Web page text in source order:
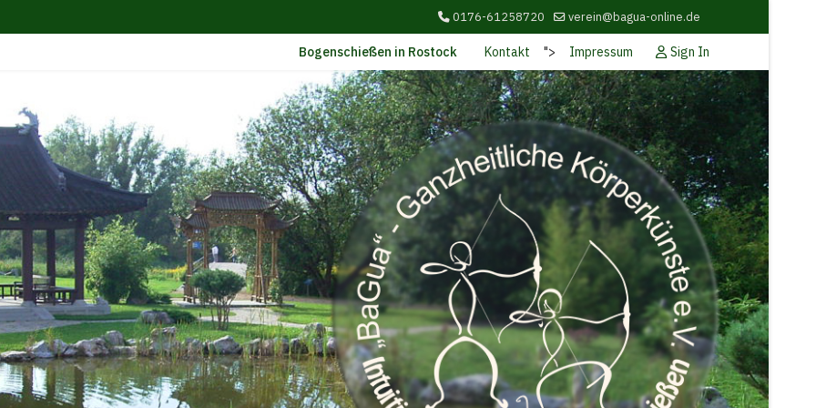
0176-61258720 verein@bagua-online.de
Bogenschießen in Rostock Kontakt "> Impressum Sign In